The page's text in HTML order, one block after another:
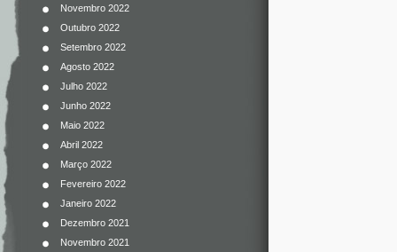
Novembro 2022
Outubro 2022
Setembro 2022
Agosto 2022
Julho 2022
Junho 2022
Maio 2022
Abril 2022
Março 2022
Fevereiro 2022
Janeiro 2022
Dezembro 2021
Novembro 2021